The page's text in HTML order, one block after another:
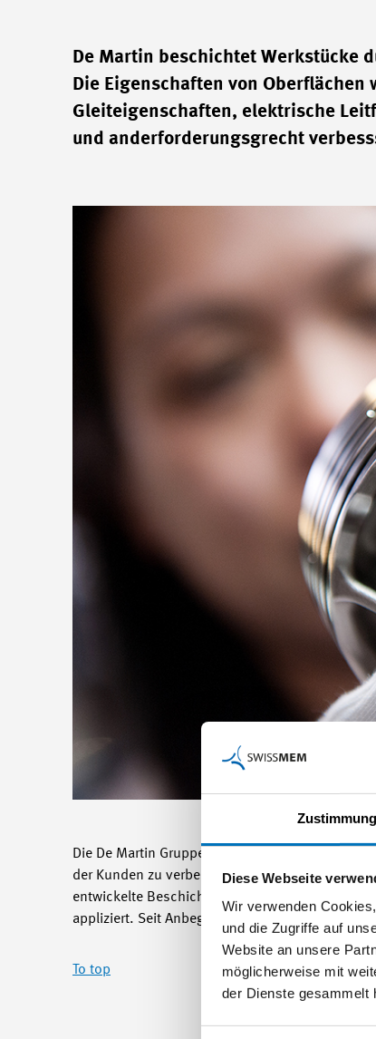
Zustimmung
Diese Webseite
Wir verwenden
und die Zugriffe auf
Website an unsere
möglicherweise mit
der Dienste gesammelt
De Martin beschichtet Werkstücke
Die Eigenschaften von
Gleiteigenschaften, elektrische
und anderforderungsgrecht
Die De Martin Gruppe ist ein in Unternehmen
der Kunden zu verbessern und für den
entwickelte Beschichtungsverfahren zum
appliziert. Seit Anbeginn ihres über 75 jährigen
To top